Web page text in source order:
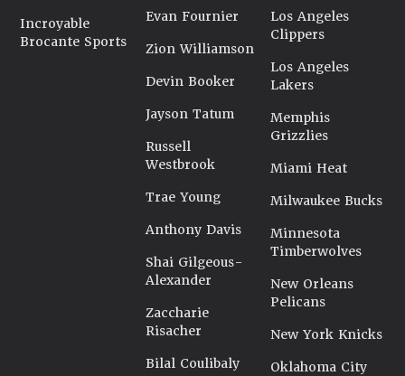
Incroyable
Brocante Sports
Evan Fournier
Zion Williamson
Devin Booker
Jayson Tatum
Russell
Westbrook
Trae Young
Anthony Davis
Shai Gilgeous-
Alexander
Zaccharie
Risacher
Bilal Coulibaly
Los Angeles
Clippers
Los Angeles
Lakers
Memphis
Grizzlies
Miami Heat
Milwaukee Bucks
Minnesota
Timberwolves
New Orleans
Pelicans
New York Knicks
Oklahoma City